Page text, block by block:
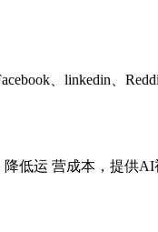
、linkedin、
低运 营成本，提供AI